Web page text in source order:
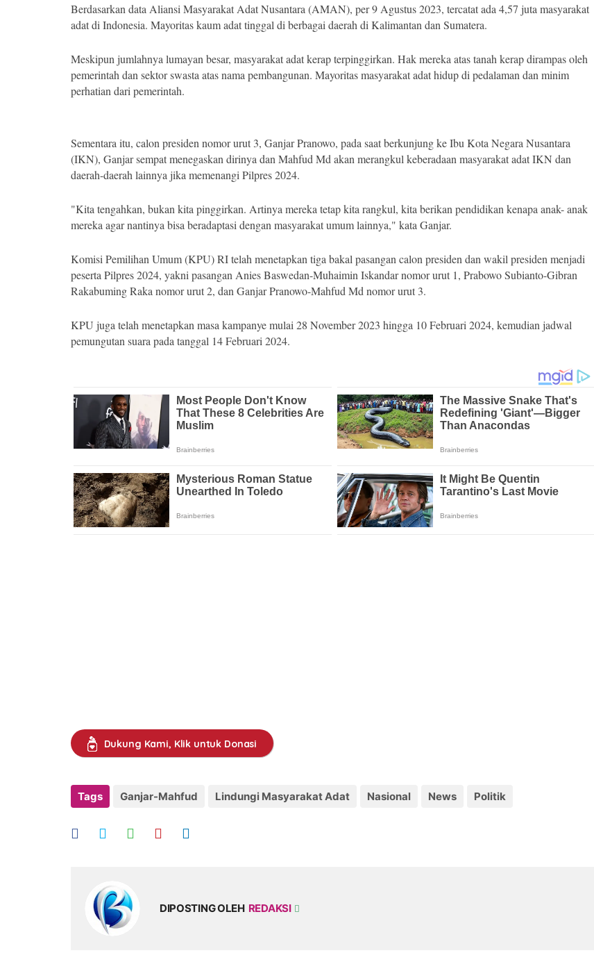
Berdasarkan data Aliansi Masyarakat Adat Nusantara (AMAN), per 9 Agustus 2023, tercatat ada 4,57 juta masyarakat
adat di Indonesia. Mayoritas kaum adat tinggal di berbagai daerah di Kalimantan dan Sumatera.
Meskipun jumlahnya lumayan besar, masyarakat adat kerap terpinggirkan. Hak mereka atas tanah kerap dirampas oleh
pemerintah dan sektor swasta atas nama pembangunan. Mayoritas masyarakat adat hidup di pedalaman dan minim
perhatian dari pemerintah.
Sementara itu, calon presiden nomor urut 3, Ganjar Pranowo, pada saat berkunjung ke Ibu Kota Negara Nusantara
(IKN), Ganjar sempat menegaskan dirinya dan Mahfud Md akan merangkul keberadaan masyarakat adat IKN dan
daerah-daerah lainnya jika memenangi Pilpres 2024.
"Kita tengahkan, bukan kita pinggirkan. Artinya mereka tetap kita rangkul, kita berikan pendidikan kenapa anak- anak
mereka agar nantinya bisa beradaptasi dengan masyarakat umum lainnya," kata Ganjar.
Komisi Pemilihan Umum (KPU) RI telah menetapkan tiga bakal pasangan calon presiden dan wakil presiden menjadi
peserta Pilpres 2024, yakni pasangan Anies Baswedan-Muhaimin Iskandar nomor urut 1, Prabowo Subianto-Gibran
Rakabuming Raka nomor urut 2, dan Ganjar Pranowo-Mahfud Md nomor urut 3.
KPU juga telah menetapkan masa kampanye mulai 28 November 2023 hingga 10 Februari 2024, kemudian jadwal
pemungutan suara pada tanggal 14 Februari 2024.
Dukung Kami, Klik untuk Donasi
Tags Ganjar-Mahfud Lindungi Masyarakat Adat Nasional News Politik
DIPOSTING OLEH REDAKSI